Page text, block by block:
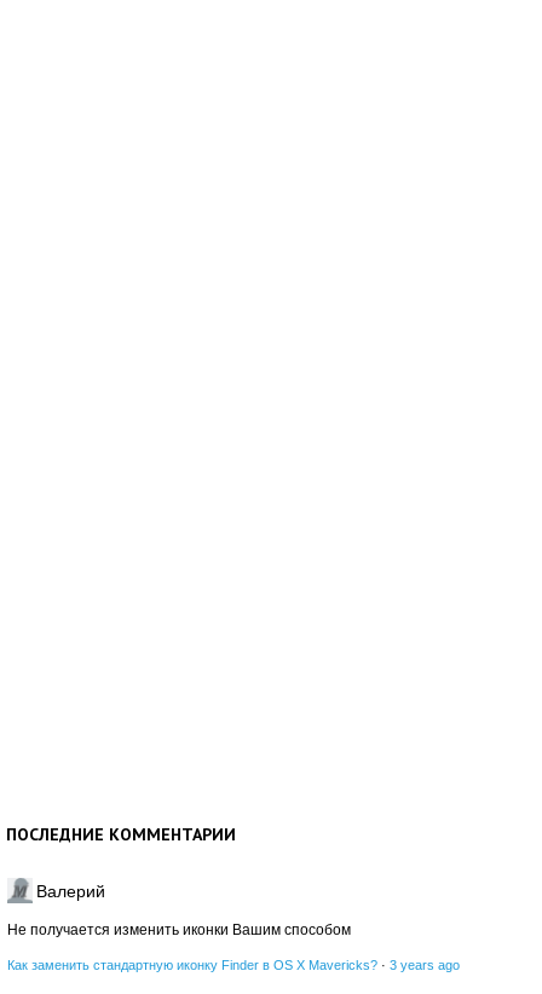
ПОСЛЕДНИЕ КОММЕНТАРИИ
Валерий
Не получается изменить иконки Вашим способом
Как заменить стандартную иконку Finder в OS X Mavericks? · 3 years ago